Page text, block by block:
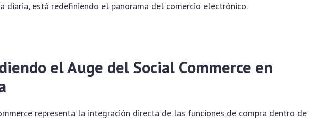
diaria, está redefiniendo el panorama del comercio electrónico.
el Auge del Social Commerce en
representa la integración directa de las funciones de compra dentro de